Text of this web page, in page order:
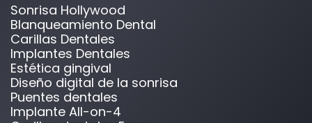
Sonrisa Hollywood
Blanqueamiento Dental
Carillas Dentales
Implantes Dentales
Estética gingival
Diseño digital de la sonrisa
Puentes dentales
Implante All-on-4